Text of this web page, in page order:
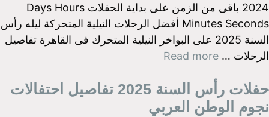
2024 باقى من الزمن على بداية الحفلات Days Hours
Minutes Seconds أفضل الرحلات النيلية المتحركة ليله رأس
السنة 2025 على البواخر النيلية المتحرك فى القاهرة تفاصيل
الرحلات … Read more
حفلات رأس السنة 2025 تفاصيل احتفالات
نجوم الوطن العربي